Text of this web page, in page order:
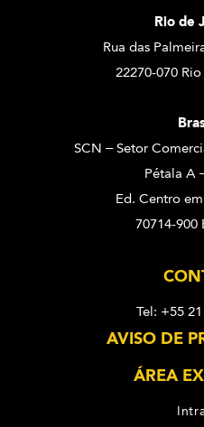
Rio de
Rua das
22270-070
SCN – Setor
Pétala A
Ed. Centro
70714-900
Tel: +55
AVISO DE
ÁREA